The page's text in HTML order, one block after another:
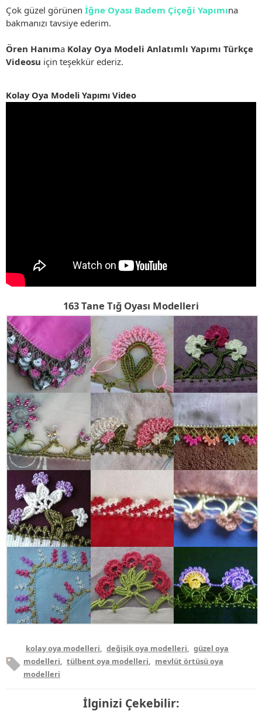
Çok güzel görünen İğne Oyası Badem Çiçeği Yapımına
bakmanızı tavsiye ederim.
Ören Hanıma Kolay Oya Modeli Anlatımlı Yapımı Türkçe
Videosu için teşekkür ederiz.
Kolay Oya Modeli Yapımı Video
163 Tane Tığ Oyası Modelleri
kolay oya modelleri, değişik oya modelleri, güzel oya
modelleri, tülbent oya modelleri, mevlüt örtüsü oya
modelleri
İlginizi Çekebilir: